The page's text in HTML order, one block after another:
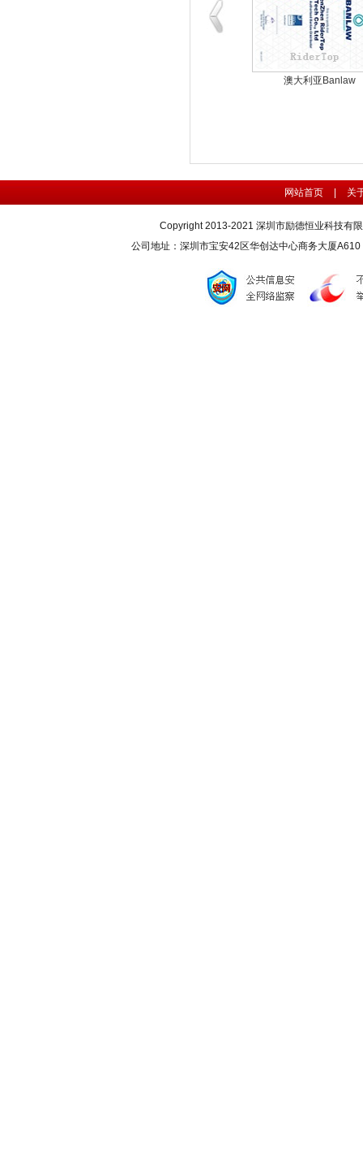
澳大利亚Banlaw
网站首页 关
Copyright 2013-2021 深圳市励德恒业科技有
公司地址：深圳市宝安42区华创达中心商务大厦